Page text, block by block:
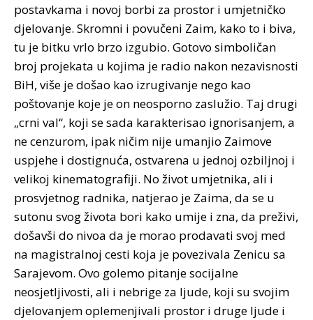
postavkama i novoj borbi za prostor i umjetničko
djelovanje. Skromni i povučeni Zaim, kako to i biva,
tu je bitku vrlo brzo izgubio. Gotovo simboličan
broj projekata u kojima je radio nakon nezavisnosti
BiH, više je došao kao izrugivanje nego kao
poštovanje koje je on neosporno zaslužio. Taj drugi
„crni val“, koji se sada karakterisao ignorisanjem, a
ne cenzurom, ipak ničim nije umanjio Zaimove
uspjehe i dostignuća, ostvarena u jednoj ozbiljnoj i
velikoj kinematografiji. No život umjetnika, ali i
prosvjetnog radnika, natjerao je Zaima, da se u
sutonu svog života bori kako umije i zna, da preživi,
došavši do nivoa da je morao prodavati svoj med
na magistralnoj cesti koja je povezivala Zenicu sa
Sarajevom. Ovo golemo pitanje socijalne
neosjetljivosti, ali i nebrige za ljude, koji su svojim
djelovanjem oplemenjivali prostor i druge ljude i